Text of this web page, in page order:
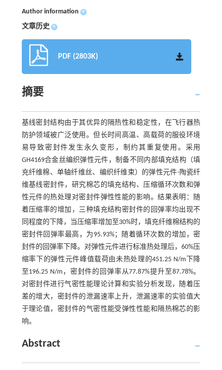
Author information +
文章历史 +
PDF (2803K)
摘要
基线密封结构由于其优异的隔热性和稳定性，在飞行器热
防护领域被广泛使用。但长时间高温、高载荷的服役环境
易导致密封件发生永久变形，制约其重复使用。采用
GH4169合金丝编织弹性元件，制备不同内部填充结构（填
充纤维棉、单轴纤维丝、编织纤维束）的弹性元件-陶瓷纤
维基线密封件，研究棉芯的填充结构、压缩循环次数和弹
性元件的热处理对密封件弹性性能的影响。结果表明：随
着压缩率的增加，三种填充结构密封件的回弹率均出现不
同程度的下降，当压缩率增加至30%时，填充纤维棉结构的
密封件回弹率最高，为95.93%；随着循环次数的增加，密
封件的回弹率下降。对弹性元件进行标准热处理后，60%压
缩率下的弹性元件峰值载荷由未热处理的451.25 N/m下降
至196.25 N/m，密封件的回弹率从77.87%提升至87.78%。
对密封件进行气密性能理论计算和实验分析发现，随着压
差的增大，密封件的泄漏速率上升，泄漏速率的实验值大
于理论值，密封件的气密性能受弹性性能和隔热棉芯的影
响。
Abstract